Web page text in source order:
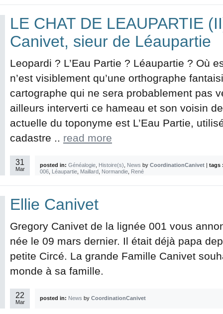
LE CHAT DE LEAUPARTIE
Canivet, sieur de Léaupartie
Leopardi ? L’Eau Partie ? Léaupartie ? Où
n’est visiblement qu’une orthographe
cartographe qui ne sera probablement pas
ailleurs interverti ce hameau et son voisin
actuelle du toponyme est L’Eau Partie,
cadastre .. read more
31
Mar
posted in: Généalogie Histoire(s) News by CoordinationCanivet | tags
006 Léaupartie Maillard Normandie René
Ellie Canivet
Gregory Canivet de la lignée 001 vous
née le 09 mars dernier. Il était déjà papa
petite Circé. La grande Famille Canivet
monde à sa famille.
22
Mar
posted in: News by CoordinationCanivet